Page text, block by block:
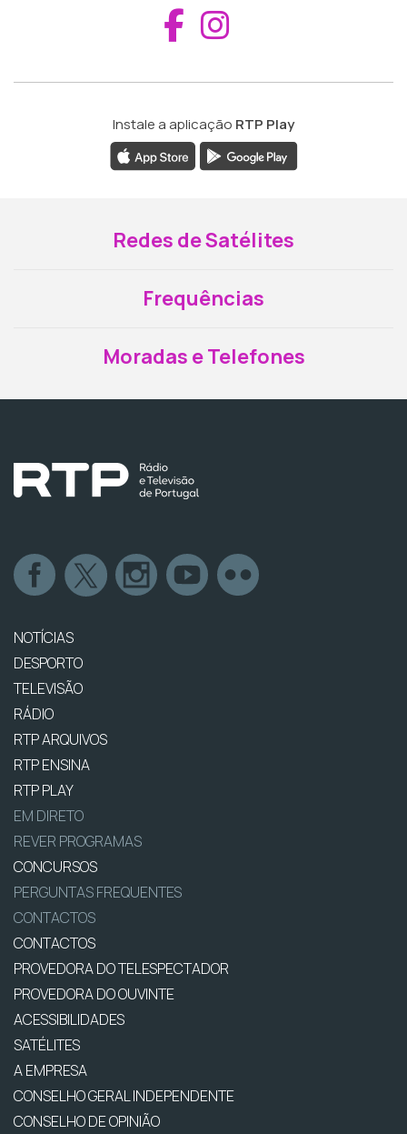
Aceder ao
Instale a aplicação RTP Play
Redes de Satélites
Frequências
Moradas e Telefones
NOTÍCIAS
DESPORTO
TELEVISÃO
RÁDIO
RTP ARQUIVOS
RTP ENSINA
RTP PLAY
EM DIRETO
REVER PROGRAMAS
CONCURSOS
PERGUNTAS FREQUENTES
CONTACTOS
CONTACTOS
PROVEDORA DO TELESPECTADOR
PROVEDORA DO OUVINTE
ACESSIBILIDADES
SATÉLITES
A EMPRESA
CONSELHO GERAL INDEPENDENTE
CONSELHO DE OPINIÃO